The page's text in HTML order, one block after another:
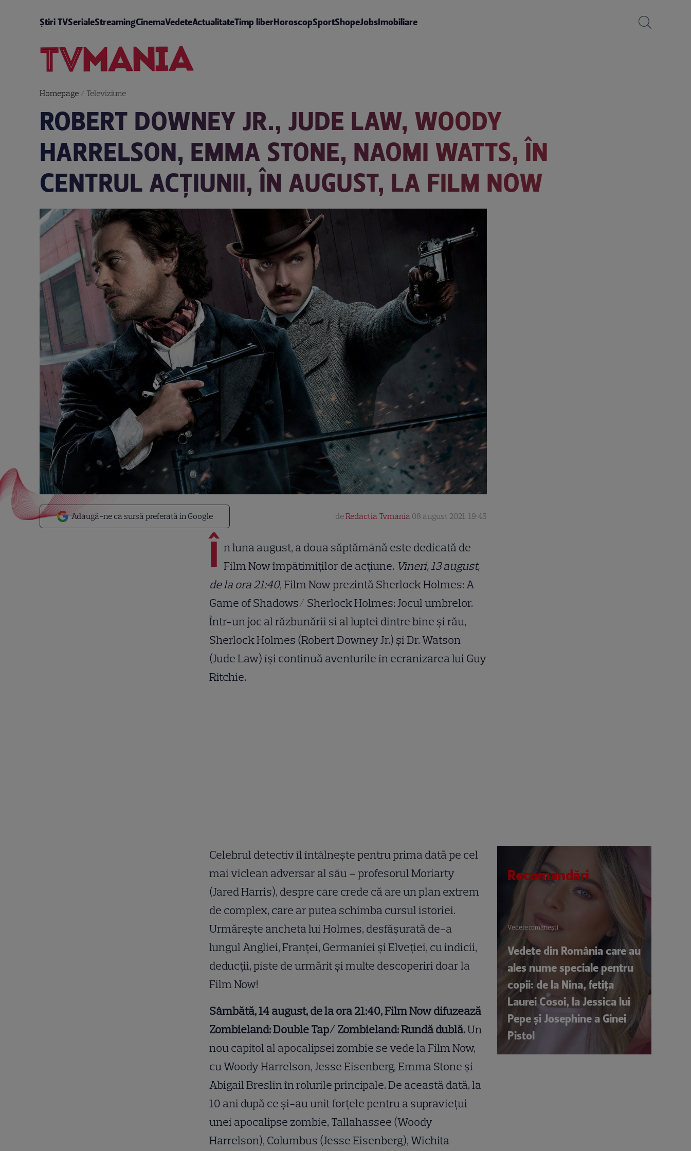
Știri TVSerialeStreamingCinemaVedeteActualitateTimp liberHoroscopSportShopeJobsImobiliare
Homepage/ Televiziune
ROBERT DOWNEY JR., JUDE LAW, WOODY
HARRELSON, EMMA STONE, NAOMI WATTS, ÎN
CENTRUL ACȚIUNII, ÎN AUGUST, LA FILM NOW
Adaugă-ne ca sursă preferată în Google deRedactia Tvmania 08 august 2021, 19:45
Î n luna august, a doua săptămână este dedicată de
Film Now împătimiților de acțiune. Vineri, 13 august,
de la ora 21:40, Film Now prezintă Sherlock Holmes: A
Game of Shadows/ Sherlock Holmes: Jocul umbrelor.
Într-un joc al răzbunării si al luptei dintre bine și rău,
Sherlock Holmes (Robert Downey Jr.) și Dr. Watson
(Jude Law) își continuă aventurile în ecranizarea lui Guy
Ritchie.
Celebrul detectiv îl întâlnește pentru prima dată pe cel
mai viclean adversar al său – profesorul Moriarty
(Jared Harris), despre care crede că are un plan extrem
de complex, care ar putea schimba cursul istoriei.
Urmărește ancheta lui Holmes, desfășurată de-a
lungul Angliei, Franței, Germaniei și Elveției, cu indicii,
deducții, piste de urmărit și multe descoperiri doar la
Film Now!
Sâmbătă, 14 august, de la ora 21:40, Film Now difuzează
Zombieland: Double Tap/ Zombieland: Rundă dublă.Un
nou capitol al apocalipsei zombie se vede la Film Now,
cu Woody Harrelson, Jesse Eisenberg, Emma Stone și
Abigail Breslin în rolurile principale. De această dată, la
10 ani după ce și-au unit forțele pentru a supraviețui
unei apocalipse zombie, Tallahassee (Woody
Harrelson), Columbus (Jesse Eisenberg), Wichita
Recomandări
Vedete româneşti
Vedete din România care au
ales nume speciale pentru
copii: de la Nina, fetița
Laurei Cosoi, la Jessica lui
Pepe și Josephine a Ginei
Pistol